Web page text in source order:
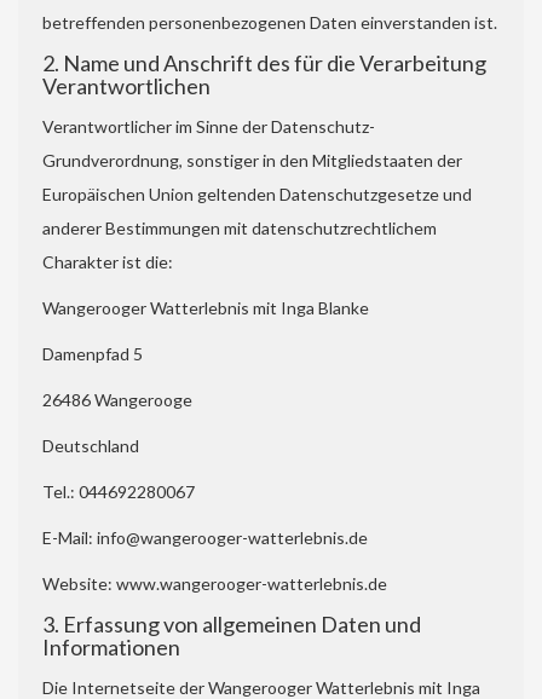
betreffenden personenbezogenen Daten einverstanden ist.
2. Name und Anschrift des für die Verarbeitung
Verantwortlichen
Verantwortlicher im Sinne der Datenschutz-
Grundverordnung, sonstiger in den Mitgliedstaaten der
Europäischen Union geltenden Datenschutzgesetze und
anderer Bestimmungen mit datenschutzrechtlichem
Charakter ist die:
Wangerooger Watterlebnis mit Inga Blanke
Damenpfad 5
26486 Wangerooge
Deutschland
Tel.: 044692280067
E-Mail: info@wangerooger-watterlebnis.de
Website: www.wangerooger-watterlebnis.de
3. Erfassung von allgemeinen Daten und
Informationen
Die Internetseite der Wangerooger Watterlebnis mit Inga